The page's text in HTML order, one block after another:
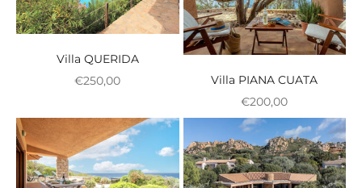
Villa QUERIDA
Zvýhodnená cena
€250,00
Villa PIANA CUATA
Zvýhodnená cena
€200,00